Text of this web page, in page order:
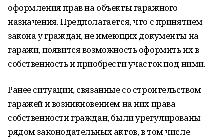
оформления прав на объекты гаражного
назначения. Предполагается, что с принятием
закона у граждан, не имеющих документы на
гаражи, появится возможность оформить их в
собственность и приобрести участок под ними.
Ранее ситуации, связанные со строительством
гаражей и возникновением на них права
собственности граждан, были урегулированы
рядом законодательных актов, в том числе